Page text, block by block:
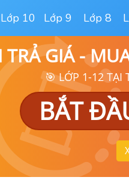
Lớp 10 Lớp 9 Lớp 8
GIÁ -
🎯 LỚP 1-12 TẠI
BẮT